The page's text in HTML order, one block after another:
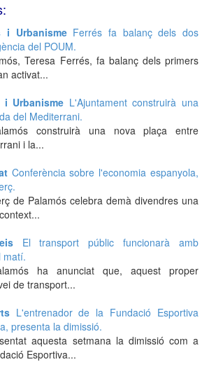
i Urbanisme Ferrés fa balanç dels dos
del POUM.
Teresa Ferrés, fa balanç dels primers
activat...
i Urbanisme L'Ajuntament construirà una
del Mediterrani.
construirà una nova plaça entre
i la...
Conferència sobre l'economia espanyola,
de Palamós celebra demà divendres una
El transport públic funcionarà amb
matí.
ha anunciat que, aquest proper
de transport...
L'entrenador de la Fundació Esportiva
presenta la dimissió.
aquesta setmana la dimissió com a
Esportiva...